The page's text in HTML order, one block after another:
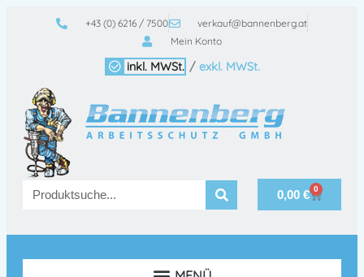
+43 (0) 6216 / 7500
verkauf@bannenberg.at
Mein Konto
inkl. MWSt. / exkl. MWSt.
0,00 € 0